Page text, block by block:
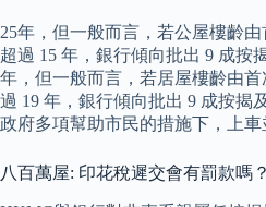
25年，但一般而言，若公屋樓齡
超過 15 年，銀行傾向批出 9 成按
年，但一般而言，若居屋樓齡由
過 19 年，銀行傾向批出 9 成按揭
政府多項幫助市民的措施下，上車
八百萬屋: 印花稅遲交會有罰款嗎？